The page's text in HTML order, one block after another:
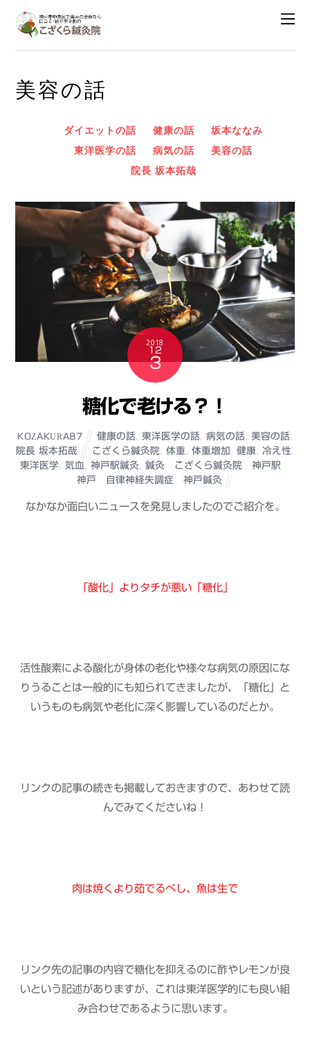
美容の話
ダイエットの話 健康の話
坂本ななみ
東洋医学の話
病気の話
美容の話
院長 坂本拓哉
2018
12
3
糖化で老ける？！
KOZAKURA87 健康の話 東洋医学の話 病気の話 美容の話
院長 坂本拓哉
こざくら鍼灸院 ,体重 ,体重増加 ,健康 ,冷え性
東洋医学, 気血, 神戸駅鍼灸, 鍼灸 こざくら鍼灸院 神戸駅
神戸 自律神経失調症 神戸鍼灸
なかなか面白いニュースを発見しましたのでご紹介を。
「酸化」よりタチが悪い「糖化」
活性酸素による酸化が身体の老化や様々な病気の原因にな
りうることは一般的にも知られてきましたが、「糖化」と
いうものも病気や老化に深く影響しているのだとか。
リンクの記事の続きも掲載しておきますので、あわせて読
んでみてくださいね！
肉は焼くより茹でるべし、魚は生で
リンク先の記事の内容で糖化を抑えるのに酢やレモンが良
いという記述がありますが、これは東洋医学的にも良い組
み合わせであるように思います。